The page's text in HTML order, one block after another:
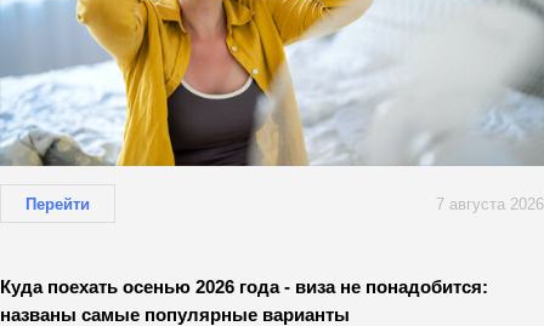
Перейти 7 августа 2026
Куда поехать осенью 2026 года - виза не понадобится:
названы самые популярные варианты